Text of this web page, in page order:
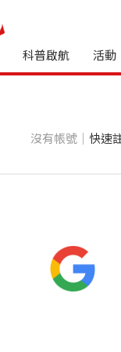
科普啟航 活動
沒有帳號｜ 快速